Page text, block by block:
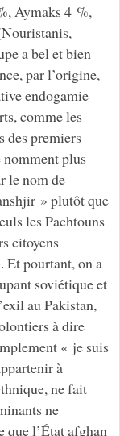
Aymaks 4 %,
a bel et bien
par l’origine,
endogamie
comme les
des premiers
nomment plus
le nom de
» plutôt que
les Pachtouns
citoyens
Et pourtant, on a
soviétique et
au Pakistan,
à dire
« je suis
à
ne fait
ne
que l’État afghan